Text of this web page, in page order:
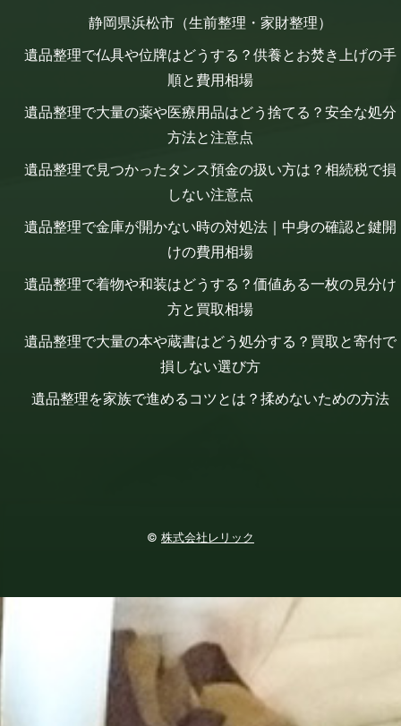
静岡県浜松市（生前整理・家財整理）
遺品整理で仏具や位牌はどうする？供養とお焚き上げの手
順と費用相場
遺品整理で大量の薬や医療用品はどう捨てる？安全な処分
方法と注意点
遺品整理で見つかったタンス預金の扱い方は？相続税で損
しない注意点
遺品整理で金庫が開かない時の対処法｜中身の確認と鍵開
けの費用相場
遺品整理で着物や和装はどうする？価値ある一枚の見分け
方と買取相場
遺品整理で大量の本や蔵書はどう処分する？買取と寄付で
損しない選び方
遺品整理を家族で進めるコツとは？揉めないための方法
© 株式会社レリック